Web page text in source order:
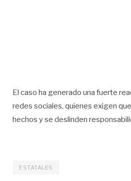
El caso ha generado una fuerte
redes sociales, quienes exigen
hechos y se deslinden
ESTATALES